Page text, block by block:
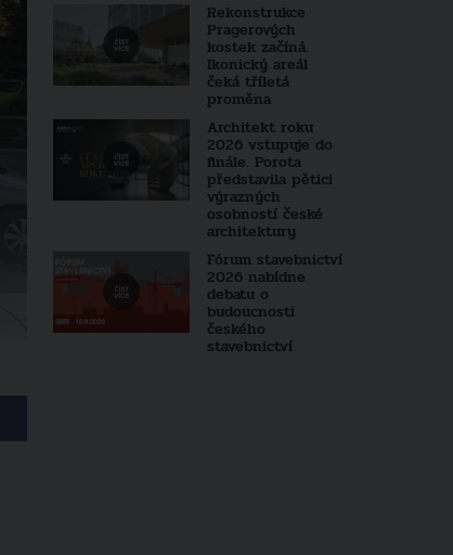
Rekonstrukce
Pragerových
kostek začíná.
Ikonický areál
čeká tříletá
proměna
Architekt roku
2026 vstupuje do
finále. Porota
představila pětici
výrazných
osobností české
architektury
Fórum stavebnictví
2026 nabídne
debatu o
budoucnosti
českého
stavebnictví